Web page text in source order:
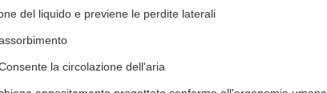
del liquido e previene le perdite laterali
la circolazione dell'aria